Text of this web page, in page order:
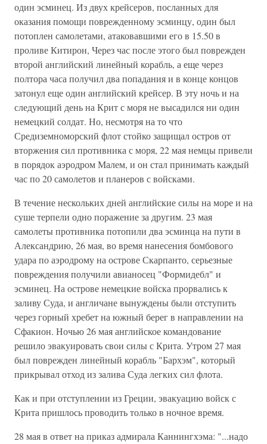
один эсминец. Из двух крейсеров, посланных для
оказания помощи поврежденному эсминцу, один был
потоплен самолетами, атаковавшими его в 15.50 в
проливе Китирон, Через час после этого был поврежден
второй английский линейный корабль, а еще через
полтора часа получил два попадания и в конце концов
затонул еще один английский крейсер. В эту ночь и на
следующий день на Крит с моря не высадился ни один
немецкий солдат. Но, несмотря на то что
Средиземноморский флот стойко защищал остров от
вторжения сил противника с моря, 22 мая немцы привели
в порядок аэродром Малем, и он стал принимать каждый
час по 20 самолетов и планеров с войсками.
В течение нескольких дней английские силы на море и на
суше терпели одно поражение за другим. 23 мая
самолеты противника потопили два эсминца на пути в
Александрию, 26 мая, во время нанесения бомбового
удара по аэродрому на острове Скарпанто, серьезные
повреждения получили авианосец "Формидебл" и
эсминец. На острове немецкие войска прорвались к
заливу Суда, и англичане вынуждены были отступить
через горный хребет на южный берег в направлении на
Сфакион. Ночью 26 мая английское командование
решило эвакуировать свои силы с Крита. Утром 27 мая
был поврежден линейный корабль "Бархэм", который
прикрывал отход из залива Суда легких сил флота.
Как и при отступлении из Греции, эвакуацию войск с
Крита пришлось проводить только в ночное время.
28 мая в ответ на приказ адмирала Каннингхэма: "...надо